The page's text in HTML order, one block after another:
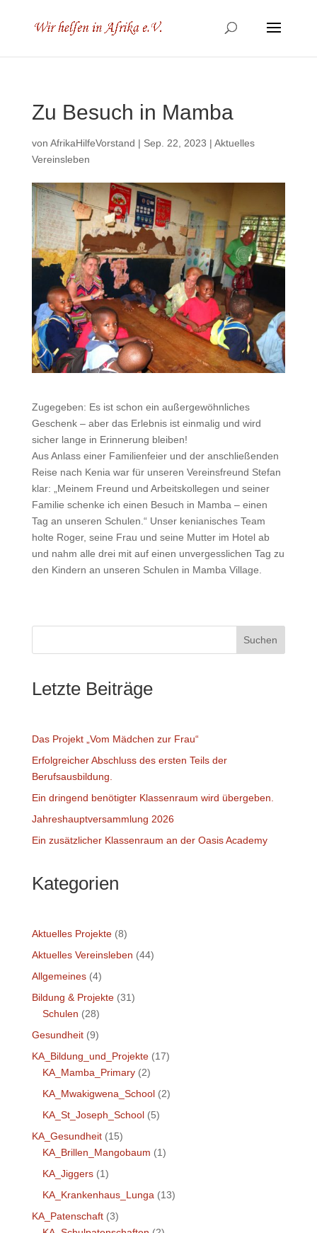
Zu Besuch in Mamba
von AfrikaHilfeVorstand | Sep. 22, 2023 | Aktuelles
Vereinsleben
Zugegeben: Es ist schon ein außergewöhnliches
Geschenk – aber das Erlebnis ist einmalig und wird
sicher lange in Erinnerung bleiben!
Aus Anlass einer Familienfeier und der anschließenden
Reise nach Kenia war für unseren Vereinsfreund Stefan
klar: „Meinem Freund und Arbeitskollegen und seiner
Familie schenke ich einen Besuch in Mamba – einen
Tag an unseren Schulen.“ Unser kenianisches Team
holte Roger, seine Frau und seine Mutter im Hotel ab
und nahm alle drei mit auf einen unvergesslichen Tag zu
den Kindern an unseren Schulen in Mamba Village.
Suchen
Letzte Beiträge
Das Projekt „Vom Mädchen zur Frau“
Erfolgreicher Abschluss des ersten Teils der
Berufsausbildung.
Ein dringend benötigter Klassenraum wird übergeben.
Jahreshauptversammlung 2026
Ein zusätzlicher Klassenraum an der Oasis Academy
Kategorien
Aktuelles Projekte(8)
Aktuelles Vereinsleben (44)
Allgemeines(4)
Bildung & Projekte(31)
Schulen (28)
Gesundheit(9)
KA_Bildung_und_Projekte(17)
KA_Mamba_Primary(2)
KA_Mwakigwena_School(2)
KA_St_Joseph_School(5)
KA_Gesundheit(15)
KA_Brillen_Mangobaum (1)
KA_Jiggers(1)
KA_Krankenhaus_Lunga (13)
KA_Patenschaft(3)